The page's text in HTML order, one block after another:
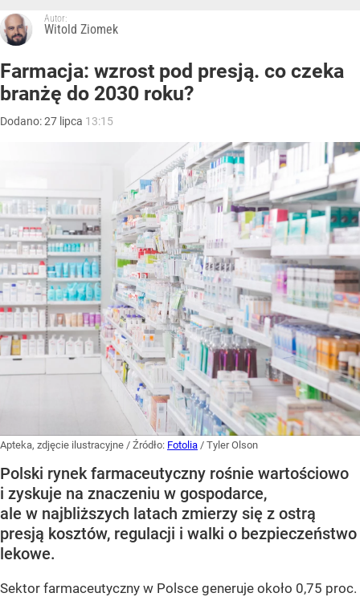
Autor:
Witold Ziomek
Farmacja: wzrost pod presją. co czeka
branżę do 2030 roku?
Dodano:27 lipca 13:15
Apteka, zdjęcie ilustracyjne / Źródło: Fotolia / Tyler Olson
Polski rynek farmaceutyczny rośnie wartościowo
i zyskuje na znaczeniu w gospodarce,
ale w najbliższych latach zmierzy się z ostrą
presją kosztów, regulacji i walki o bezpieczeństwo
lekowe.
Sektor farmaceutyczny w Polsce generuje około 0,75 proc.